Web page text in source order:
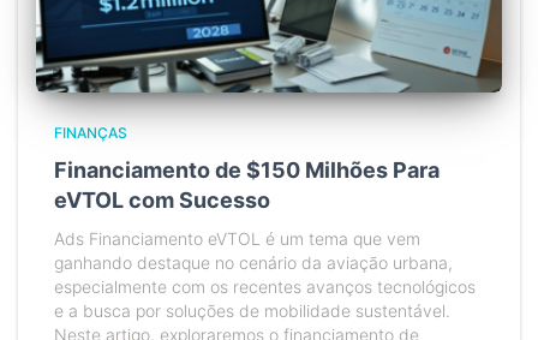
FINANÇAS
Financiamento de $150 Milhões Para
eVTOL com Sucesso
Ads Financiamento eVTOL é um tema que vem
ganhando destaque no cenário da aviação urbana,
especialmente com os recentes avanços tecnológicos
e a busca por soluções de mobilidade sustentável.
Neste artigo, exploraremos o financiamento de